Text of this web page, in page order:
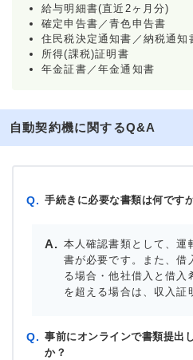
給与明細書(直近2ヶ月分)
確定申告書／青色申告書
住民税決定通知書／納税通知
所得(課税)証明書
年金証書／年金通知書
自動契約機に関するQ&A
Q. 手続きに必要な書類は何です
本人確認書類として、運
書が必要です。また、借
る場合・他社借入と借入
を超える場合は、収入証
Q. 事前にオンラインで書類提出
か？